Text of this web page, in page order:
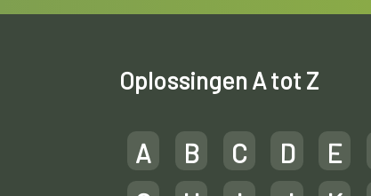
Oplossingen A tot Z
A B C D E